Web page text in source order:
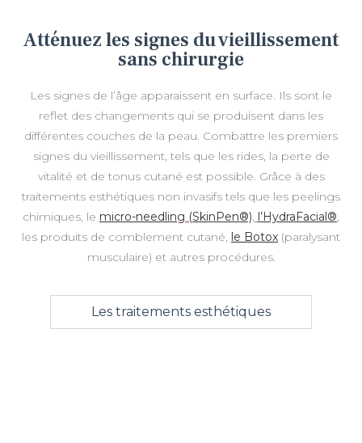
Atténuez les signes du vieillissement
sans chirurgie
Les signes de l’âge apparaissent en surface. Ils sont le
reflet des changements qui se produisent dans les
différentes couches de la peau. Combattre les premiers
signes du vieillissement, tels que les rides, la perte de
vitalité et de tonus cutané est possible. Grâce à des
traitements esthétiques non invasifs tels que les peelings
chimiques, le micro-needling (SkinPen®) l’HydraFacial®
les produits de comblement cutané, le Botox (paralysant
musculaire) et autres procédures.
Les traitements esthétiques